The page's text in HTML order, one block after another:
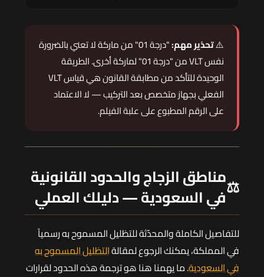
⚠️تحذير مهم:
"درجة 01" من ماركة لا تعني بالضرورة
نفس VLT من "درجة 01" لماركة أخرى. الطريقة
الوحيدة للتأكد من مطابقة القانون هي قياس VLT
الفعلي بجهاز متخصص بعد التركيب — لا الاعتماد
على الرقم المطبوع على علبة الفيلم.
⚖️مناطق الزجاج والحدود القانونية
في السعودية — دليلك العملي
للتفاصيل الكاملة والمحدّثة للتظليل المسموح به رسمياً
في المملكة، يمكنك الرجوع لمقالةالتظليل المسموح به
في السعودية. ما يهمنا هنا هو ترجمة هذه الحدود لقرارات